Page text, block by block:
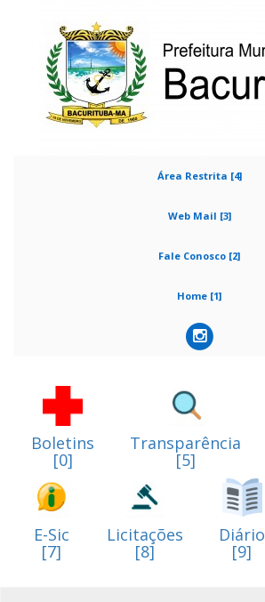
Área Restrita [4]
Web Mail [3]
Fale Conosco [2]
Home [1]
Boletins
[0]
Transparência
[5]
E-Sic
[7]
Licitações
[8]
Diário
[9]